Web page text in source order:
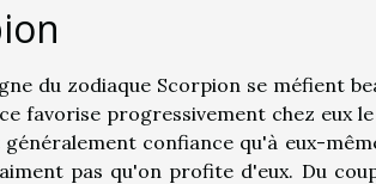
du zodiaque Scorpion se méfient
favorise progressivement chez eux
confiance qu'à eux-
pas qu'on profite d'eux. Du